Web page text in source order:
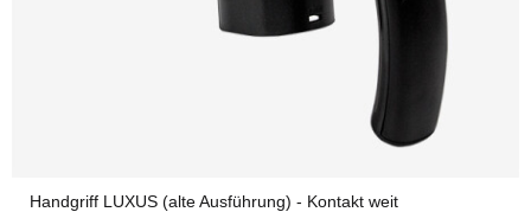
Handgriff LUXUS (alte Ausführung) - Kontakt weit